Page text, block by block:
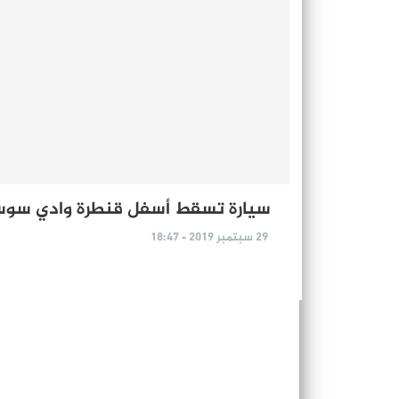
سيارة تسقط أسفل قنطرة وادي
29 سبتمبر 2019 - 18:47